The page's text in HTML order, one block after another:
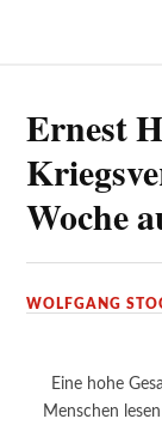
Ernest
Woche
WOLFGANG
Eine hohe
Menschen